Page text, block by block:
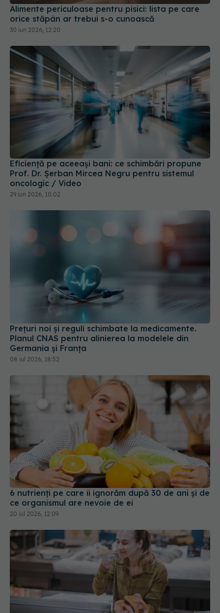
Alimente periculoase pentru pisici: lista pe care
orice stăpân ar trebui s-o cunoască
30 iun 2026, 12:20
Eficiență pe aceeași bani: ce schimbări propune
Prof. Dr. Șerban Mircea Negru pentru sistemul
oncologic / Video
29 iun 2026, 10:02
Prețuri noi și reguli schimbate la medicamente.
Planul CNAS pentru alinierea la modelele din
Germania și Franța
08 iul 2026, 18:52
6 nutrienți pe care îi ignorăm după 30 de ani și de
ce organismul are nevoie de ei
20 iul 2026, 12:09